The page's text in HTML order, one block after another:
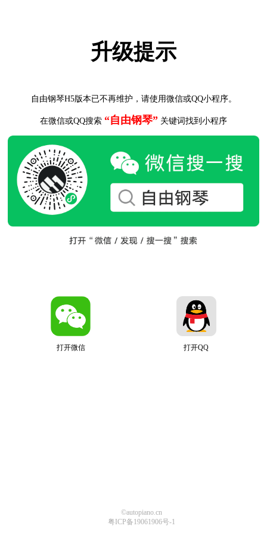
升级提示
自由钢琴H5版本已不再维护，请使用微信或QQ小程序。
在微信或QQ搜索 “自由钢琴” 关键词找到小程序
打开微信 打开QQ
©autopiano.cn
粤ICP备19061906号-1